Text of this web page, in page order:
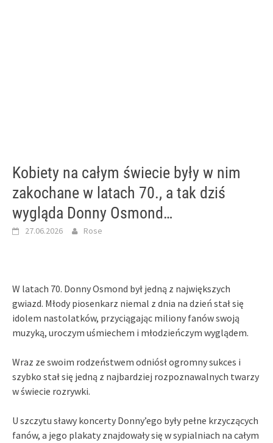
Kobiety na całym świecie były w nim
zakochane w latach 70., a tak dziś
wygląda Donny Osmond…
27.06.2026 Rose
W latach 70. Donny Osmond był jedną z największych
gwiazd. Młody piosenkarz niemal z dnia na dzień stał się
idolem nastolatków, przyciągając miliony fanów swoją
muzyką, uroczym uśmiechem i młodzieńczym wyglądem.
Wraz ze swoim rodzeństwem odniósł ogromny sukces i
szybko stał się jedną z najbardziej rozpoznawalnych twarzy
w świecie rozrywki.
U szczytu sławy koncerty Donny’ego były pełne krzyczących
fanów, a jego plakaty znajdowały się w sypialniach na całym